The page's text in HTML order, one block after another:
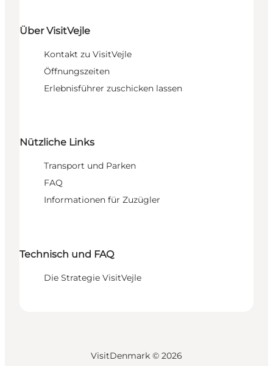
Über VisitVejle
Kontakt zu VisitVejle
Öffnungszeiten
Erlebnisführer zuschicken lassen
Nützliche Links
Transport und Parken
FAQ
Informationen für Zuzügler
Technisch und FAQ
Die Strategie VisitVejle
VisitDenmark © 2026